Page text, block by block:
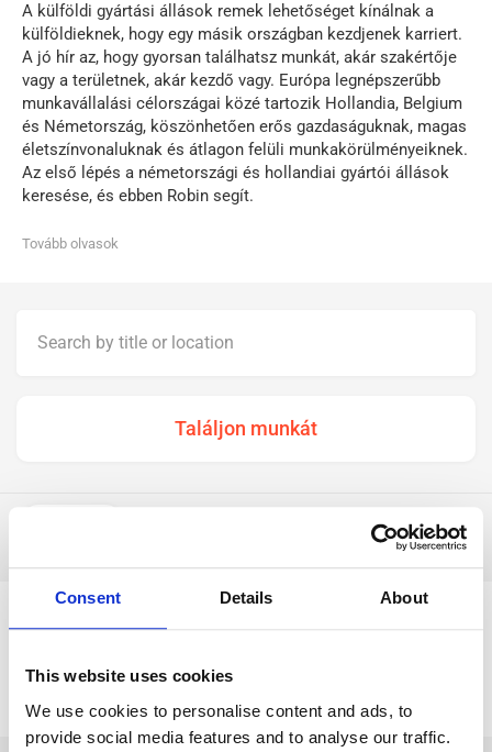
Consent Details About
This website uses cookies
We use cookies to personalise content and ads, to
provide social media features and to analyse our traffic.
A külföldi gyártási állások remek lehetőséget kínálnak a
külföldieknek, hogy egy másik országban kezdjenek karriert.
A jó hír az, hogy gyorsan találhatsz munkát, akár szakértője
vagy a területnek, akár kezdő vagy. Európa legnépszerűbb
munkavállalási célországai közé tartozik Hollandia, Belgium
és Németország, köszönhetően erős gazdaságuknak, magas
életszínvonaluknak és átlagon felüli munkakörülményeiknek.
Az első lépés a németországi és hollandiai gyártói állások
keresése, és ebben Robin segít.
Tovább olvasok
268
Szűrés iparág szerint
Nincs találat